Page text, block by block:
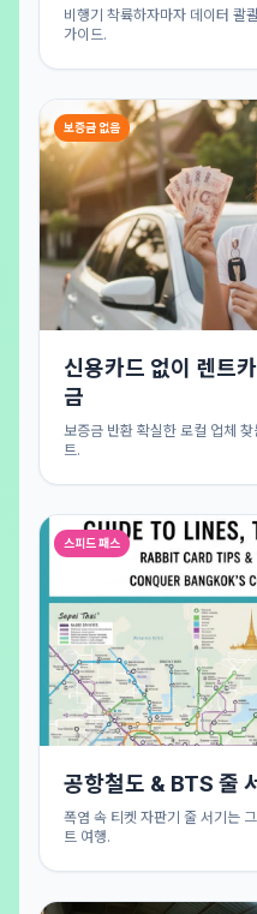
비행기 착륙하자마자 데이터 콸
가이드.
보증금 없음
신용카드 없이 렌트
금
보증금 반환 확실한 로컬 업체
트.
스피드 패스
공항철도 & BTS 줄
폭염 속 티켓 자판기 줄 서기는
트 여행.